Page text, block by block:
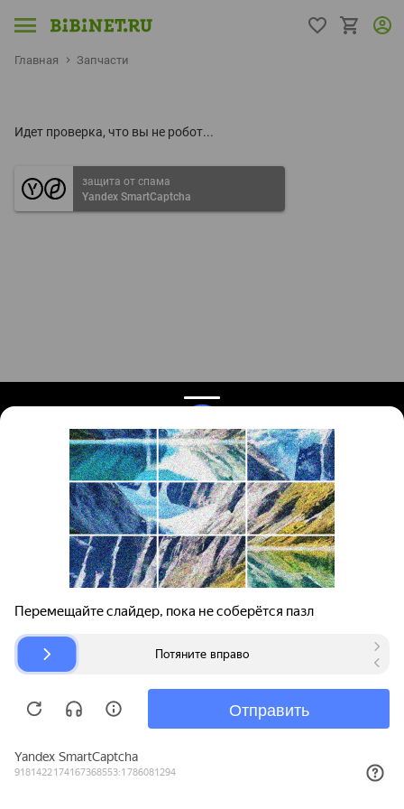
Главная Запчасти
Идет проверка, что вы не робот...
защита от спама
Yandex SmartCaptcha
Поиск запчастей
Для автокомпаний
Авторазборки
О проекте
Помощь
Карта сайта
© bibinet.ru - система поиска запчастей,
Copyright 2010-2026 Все права защищены